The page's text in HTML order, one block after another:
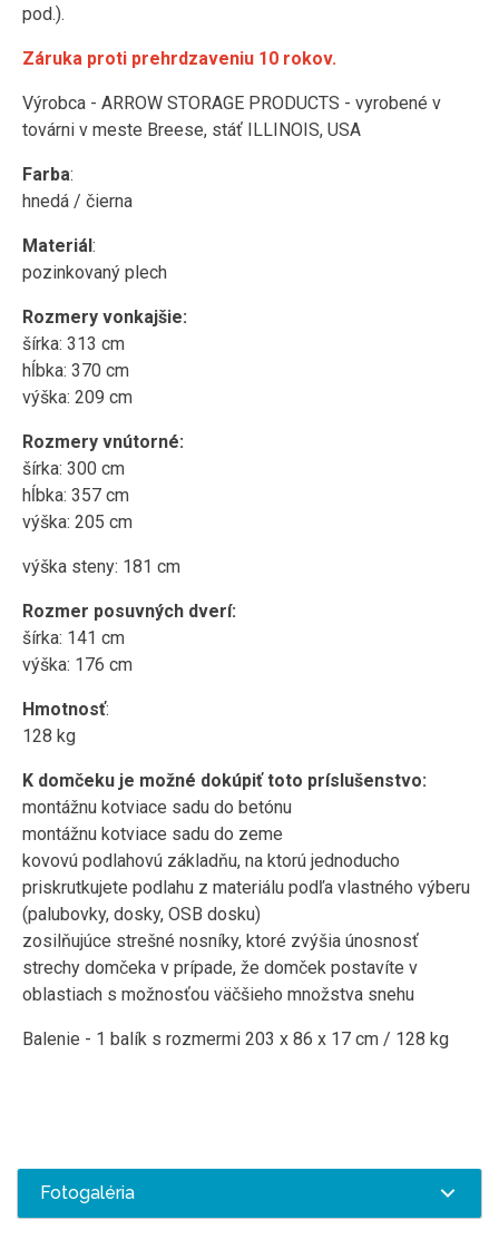
pod.).
Záruka proti prehrdzaveniu 10 rokov.
Výrobca - ARROW STORAGE PRODUCTS - vyrobené v
továrni v meste Breese, stáť ILLINOIS, USA
Farba:
hnedá / čierna
Materiál:
pozinkovaný plech
Rozmery vonkajšie:
šírka: 313 cm
hĺbka: 370 cm
výška: 209 cm
Rozmery vnútorné:
šírka: 300 cm
hĺbka: 357 cm
výška: 205 cm
výška steny: 181 cm
Rozmer posuvných dverí:
šírka: 141 cm
výška: 176 cm
Hmotnosť:
128 kg
K domčeku je možné dokúpiť toto príslušenstvo:
montážnu kotviace sadu do betónu
montážnu kotviace sadu do zeme
kovovú podlahovú základňu, na ktorú jednoducho
priskrutkujete podlahu z materiálu podľa vlastného výberu
(palubovky, dosky, OSB dosku)
zosilňujúce strešné nosníky, ktoré zvýšia únosnosť
strechy domčeka v prípade, že domček postavíte v
oblastiach s možnosťou väčšieho množstva snehu
Balenie - 1 balík s rozmermi 203 x 86 x 17 cm / 128 kg
Fotogaléria